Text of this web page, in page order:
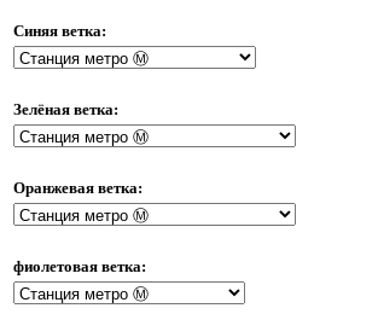
Синяя ветка:
Зелёная ветка:
Оранжевая ветка:
фиолетовая ветка: